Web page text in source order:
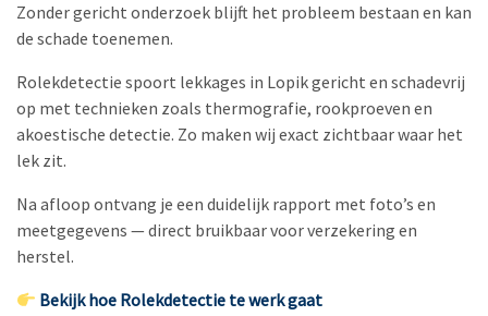
Zonder gericht onderzoek blijft het probleem bestaan en kan
de schade toenemen.
Rolekdetectie spoort lekkages in Lopik gericht en schadevrij
op met technieken zoals thermografie, rookproeven en
akoestische detectie. Zo maken wij exact zichtbaar waar het
lek zit.
Na afloop ontvang je een duidelijk rapport met foto’s en
meetgegevens — direct bruikbaar voor verzekering en
herstel.
Bekijk hoe Rolekdetectie te werk gaat